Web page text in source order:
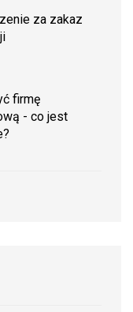
za zakaz
firmę
- co jest